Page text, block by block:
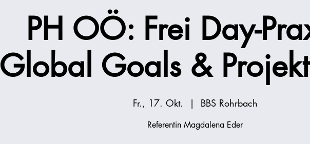
PH OÖ: Frei Day-
Global Goals &
Fr., 17. Okt.
  |
BBS Rohrbach
Referentin Magdalena Eder